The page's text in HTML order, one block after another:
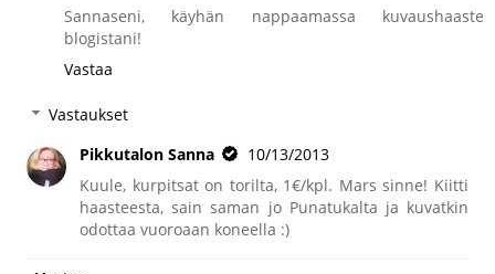
Sannaseni, käyhän nappaamassa kuvaushaaste
blogistani!
Vastaa
Vastaukset
Pikkutalon Sanna
10/13/2013
Kuule, kurpitsat on torilta, 1€/kpl. Mars sinne! Kiitti
haasteesta, sain saman jo Punatukalta ja kuvatkin
odottaa vuoroaan koneella :)